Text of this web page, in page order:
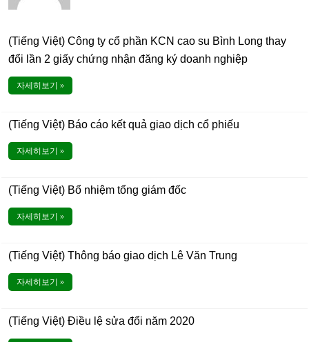
(Tiếng Việt) Công ty cổ phần KCN cao su Bình Long thay
đổi lần 2 giấy chứng nhận đăng ký doanh nghiệp
자세히보기 »
(Tiếng Việt) Báo cáo kết quả giao dịch cổ phiếu
자세히보기 »
(Tiếng Việt) Bổ nhiệm tổng giám đốc
자세히보기 »
(Tiếng Việt) Thông báo giao dịch Lê Văn Trung
자세히보기 »
(Tiếng Việt) Điều lệ sửa đổi năm 2020